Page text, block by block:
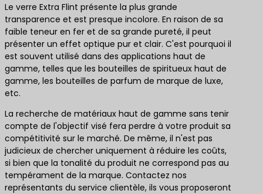
Le verre Extra Flint présente la plus grande
transparence et est presque incolore. En raison de sa
faible teneur en fer et de sa grande pureté, il peut
présenter un effet optique pur et clair. C'est pourquoi il
est souvent utilisé dans des applications haut de
gamme, telles que les bouteilles de spiritueux haut de
gamme, les bouteilles de parfum de marque de luxe,
etc.
La recherche de matériaux haut de gamme sans tenir
compte de l'objectif visé fera perdre à votre produit sa
compétitivité sur le marché. De même, il n'est pas
judicieux de chercher uniquement à réduire les coûts,
si bien que la tonalité du produit ne correspond pas au
tempérament de la marque. Contactez nos
représentants du service clientèle, ils vous proposeront